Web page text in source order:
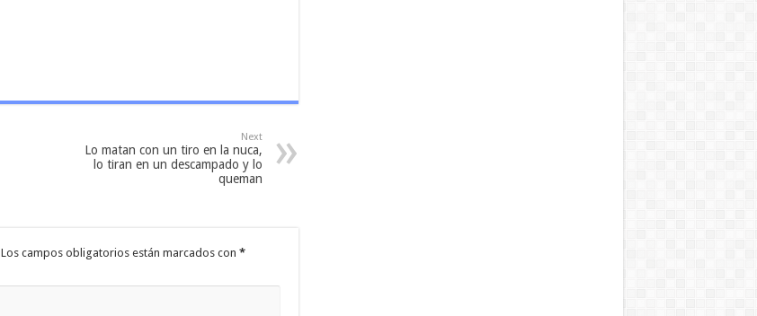
Next
Lo matan con un tiro en la nuca,
lo tiran en un descampado y lo
queman
Los campos obligatorios están marcados con *